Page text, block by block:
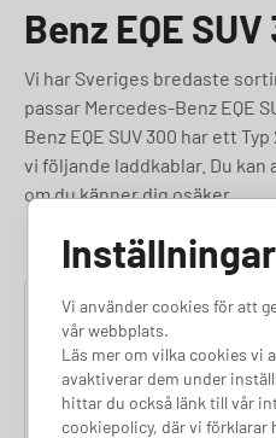
Benz EQE SUV
Vi har Sveriges bredaste
passar Mercedes-Benz EQE
Benz EQE SUV 300 har ett
vi följande laddkablar. Du
om du känner dig osäker.
4.76
Vi använder cookies för att
vår webbplats.
Läs mer om vilka cookies vi
avaktiverar dem under
hittar du också länk till vår
cookiepolicy, där vi förklarar